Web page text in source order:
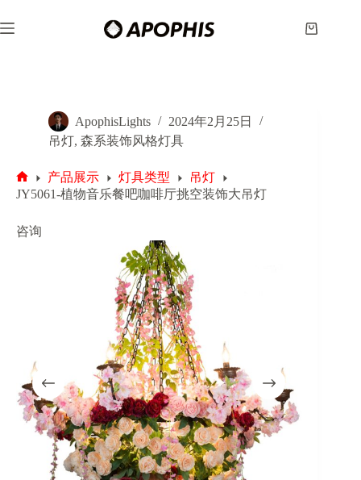
至
购
ApophisLights
2024年2月25日
吊灯, 森系装饰风格灯具
首
产品展示 灯具类型
吊灯
JY5061-植物音乐餐吧咖啡厅挑空装饰大吊灯
咨询